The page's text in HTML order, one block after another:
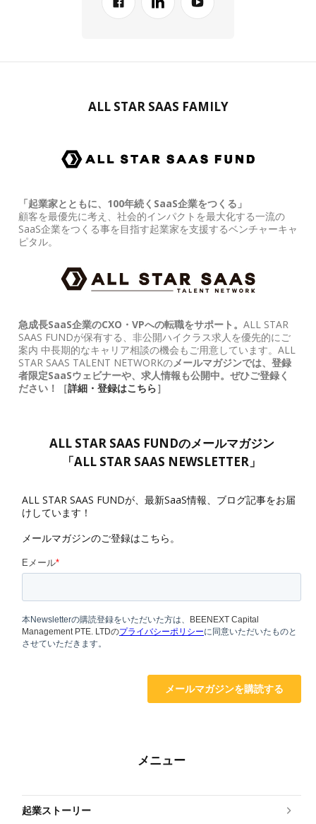
ALL STAR SAAS FAMILY
「起業家とともに、100年続くSaaS企業をつくる」
顧客を最優先に考え、社会的インパクトを最大化する一流の
SaaS企業をつくる事を目指す起業家を支援するベンチャーキャ
ピタル。
急成長SaaS企業のCXO・VPへの転職をサポート。 ALL STAR
SAAS FUNDが保有する、非公開ハイクラス求人を優先的にご
案内 中長期的なキャリア相談の機会もご用意しています。ALL
STAR SAAS TALENT NETWORKのメールマガジンでは、登録
者限定SaaSウェビナーや、求人情報も公開中。ぜひご登録く
ださい！［詳細・登録はこちら］
ALL STAR SAAS FUNDのメールマガジン
「ALL STAR SAAS NEWSLETTER」
ALL STAR SAAS FUNDが、最新SaaS情報、ブログ記事をお届
けしています！
メールマガジンのご登録はこちら。
メニュー
起業ストーリー